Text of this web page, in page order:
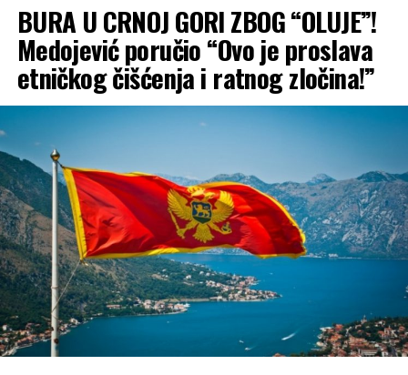
BURA U CRNOJ GORI ZBOG “OLUJE”!
Medojević poručio “Ovo je proslava
etničkog čišćenja i ratnog zločina!”